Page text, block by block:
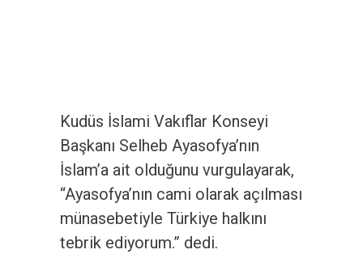
Kudüs İslami Vakıflar Konseyi
Başkanı Selheb Ayasofya’nın
İslam’a ait olduğunu vurgulayarak,
“Ayasofya’nın cami olarak açılması
münasebetiyle Türkiye halkını
tebrik ediyorum.” dedi.